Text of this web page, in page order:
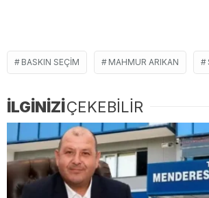
BASKIN SEÇIM MAHMUR ARIKAN
İLGİNİZİÇEKEBİLİR